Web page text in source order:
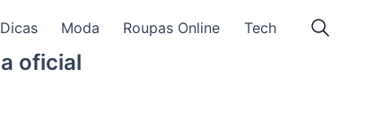
Dicas Moda Roupas Online Tech
oficial